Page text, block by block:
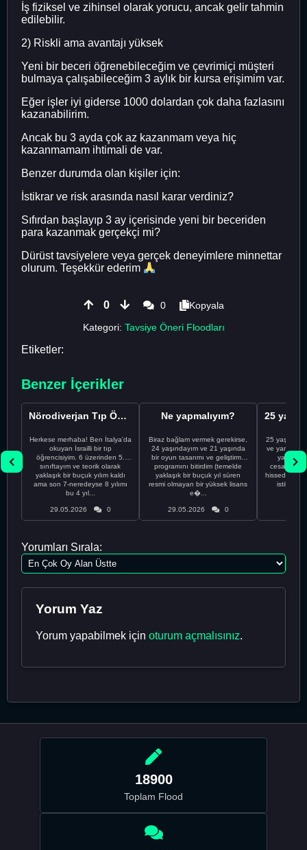
İş fiziksel ve zihinsel olarak yorucu, ancak gelir tahmin
edilebilir.
2) Riskli ama avantajı yüksek
Yeni bir beceri öğrenebileceğim ve çevrimiçi müşteri
bulmaya çalışabileceğim 3 aylık bir kursa erişimim var.
Eğer işler iyi giderse 1000 dolardan çok daha fazlasını
kazanabilirim.
Ancak bu 3 ayda çok az kazanmam veya hiç
kazanmamam ihtimali de var.
Benzer durumda olan kişiler için:
İstikrar ve risk arasında nasıl karar verdiniz?
Sıfırdan başlayıp 3 ay içerisinde yeni bir beceriden
para kazanmak gerçekçi mi?
Dürüst tavsiyelere veya gerçek deneyimlere minnettar
olurum. Teşekkür ederim
0 0
Kopyala
Kategori: Tavsiye Öneri Floodları
Etiketler:
Benzer İçerikler
Nörodiverjan Tıp Öğrencisi Yeni Bir Yol Arıyor
Herkese merhaba! Ben İtalya'da
okuyan İsrailli bir tıp
öğrencisiyim. 6 üzerinden 5.
sınıftayım ve teorik olarak
yaklaşık bir buçuk yılım kaldı
ama son 7-neredeyse 8 yılımı
bu 4 yıl...
29.05.2026 0
Ne yapmalıyım?
Biraz bağlam vermek gerekirse,
24 yaşındayım ve 21 yaşında
bir oyun tasarımı ve geliştirme
programını bitirdim (temelde
yaklaşık bir buçuk yıl süren
resmi olmayan bir yüksek lisans
e�...
29.05.2026 0
25
ve yanlış
cesaretimin
Yorumları Sırala:
Yorum Yaz
Yorum yapabilmek için oturum açmalısınız.
18900
Toplam Flood